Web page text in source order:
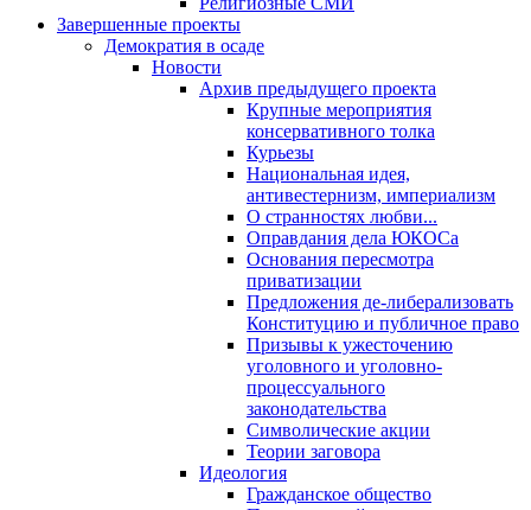
Завершенные проекты
Демократия в осаде
Новости
Архив предыдущего проекта
Крупные мероприятия
консервативного толка
Курьезы
Национальная идея,
антивестернизм, империализм
О странностях любви...
Оправдания дела ЮКОСа
Основания пересмотра
приватизации
Предложения де-либерализовать
Конституцию и публичное право
Призывы к ужесточению
уголовного и уголовно-
процессуального
законодательства
Символические акции
Теории заговора
Идеология
Гражданское общество